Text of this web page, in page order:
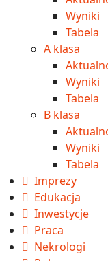
Wyniki
Tabela
A klasa
Wyniki
Tabela
B klasa
Wyniki
Tabela
Imprezy
Edukacja
Inwestycje
Praca
Nekrologi